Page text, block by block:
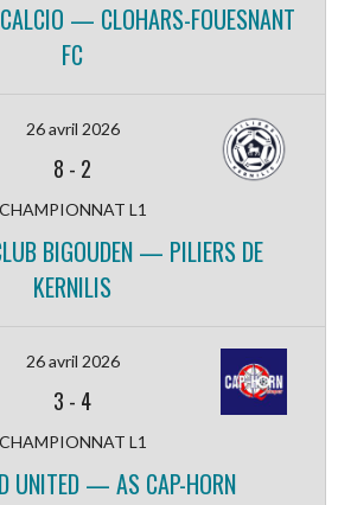
— CLOHARS-FOUESNANT
FC
26 avril 2026
8 - 2
CHAMPIONNAT L1
BIGOUDEN — PILIERS DE
KERNILIS
26 avril 2026
3 - 4
CHAMPIONNAT L1
UNITED — AS CAP-HORN